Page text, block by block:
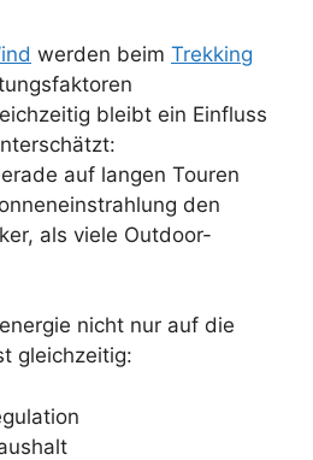
werden beim Trekking
bleibt ein Einfluss
auf langen Touren
den
als viele Outdoor-
nicht nur auf die
gleichzeitig: